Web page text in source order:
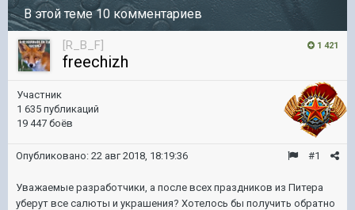
В этой теме 10 комментариев
1 421
[R_B_F]
freechizh
Участник
1 635 публикаций
19 447 боёв
#1
Опубликовано: 22 авг 2018, 18:19:36
Уважаемые разработчики, а после всех праздников из Питера
уберут все салюты и украшения? Хотелось бы получить обратно